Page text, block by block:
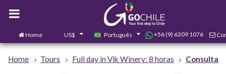
Home US$ Português +56 (9) 6309 1076
0
Home Tours Full day in Vik Winery: 8 horas Consulta